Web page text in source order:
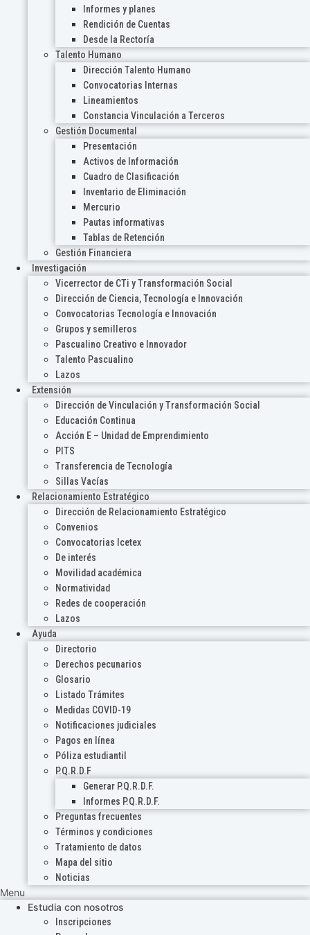
Informes y planes
Rendición de Cuentas
Desde la Rectoría
Talento Humano
Dirección Talento Humano
Convocatorias Internas
Lineamientos
Constancia Vinculación a Terceros
Gestión Documental
Presentación
Activos de Información
Cuadro de Clasificación
Inventario de Eliminación
Mercurio
Pautas informativas
Tablas de Retención
Gestión Financiera
Investigación
Vicerrector de CTi y Transformación Social
Dirección de Ciencia, Tecnología e Innovación
Convocatorias Tecnología e Innovación
Grupos y semilleros
Pascualino Creativo e Innovador
Talento Pascualino
Lazos
Extensión
Dirección de Vinculación y Transformación Social
Educación Continua
Acción E – Unidad de Emprendimiento
PITS
Transferencia de Tecnología
Sillas Vacías
Relacionamiento Estratégico
Dirección de Relacionamiento Estratégico
Convenios
Convocatorias Icetex
De interés
Movilidad académica
Normatividad
Redes de cooperación
Lazos
Ayuda
Directorio
Derechos pecunarios
Glosario
Listado Trámites
Medidas COVID-19
Notificaciones judiciales
Pagos en línea
Póliza estudiantil
P.Q.R.D.F
Generar P.Q.R.D.F.
Informes P.Q.R.D.F.
Preguntas frecuentes
Términos y condiciones
Tratamiento de datos
Mapa del sitio
Noticias
Menu
Estudia con nosotros
Inscripciones